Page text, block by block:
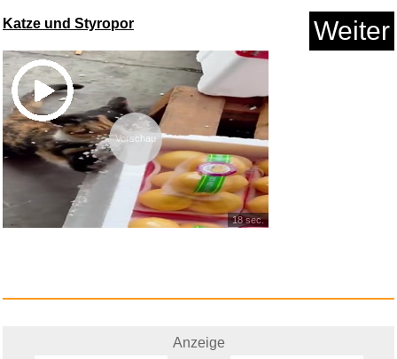
HORSE CLUB Pferde-
Abenteuer...
Katze und Styropor Weiter
Vorschau
18 sec.
Anzeige